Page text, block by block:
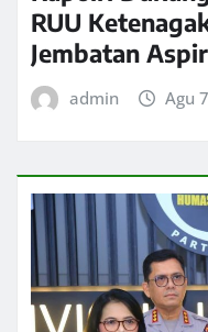
RUU
Jembatan
admin Agu